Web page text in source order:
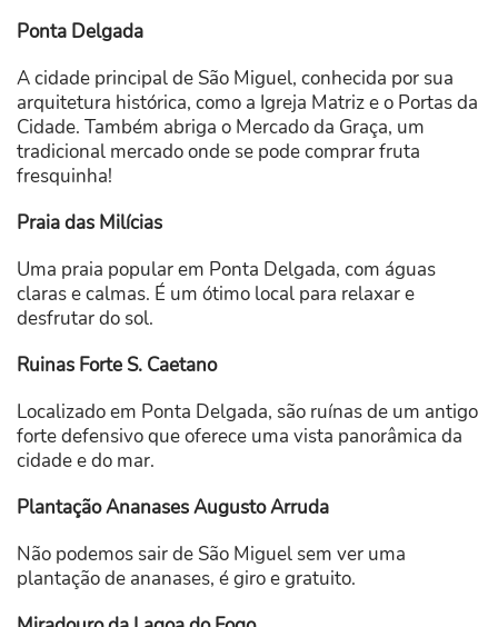
Ponta Delgada
A cidade principal de São Miguel, conhecida por sua
arquitetura histórica, como a Igreja Matriz e o Portas da
Cidade. Também abriga o Mercado da Graça, um
tradicional mercado onde se pode comprar fruta
fresquinha!
Praia das Milícias
Uma praia popular em Ponta Delgada, com águas
claras e calmas. É um ótimo local para relaxar e
desfrutar do sol.
Ruinas Forte S. Caetano
Localizado em Ponta Delgada, são ruínas de um antigo
forte defensivo que oferece uma vista panorâmica da
cidade e do mar.
Plantação Ananases Augusto Arruda
Não podemos sair de São Miguel sem ver uma
plantação de ananases, é giro e gratuito.